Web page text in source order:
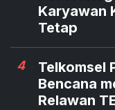
Karyawan
Tetap
4
Telkomsel
Bencana
Relawan